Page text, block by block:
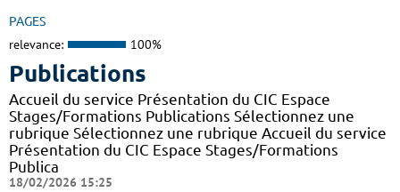
PAGES
relevance: 100%
Publications
Accueil du service Présentation du CIC Espace
Stages/Formations Publications Sélectionnez une
rubrique Sélectionnez une rubrique Accueil du service
Présentation du CIC Espace Stages/Formations
Publica
18/02/2026 15:25